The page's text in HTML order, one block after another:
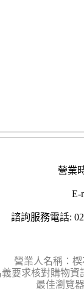
營業
E-
諮詢服務電話:
營業人名稱：
要求核對購物
最佳瀏覽